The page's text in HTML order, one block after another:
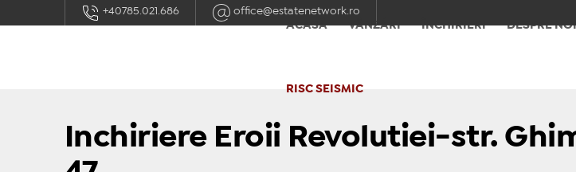
+40785.021.686
office@estatenetwork.ro
ACASĂ
VÂNZĂRI ÎNCHIRIERI DESPRE NOI
RISC SEISMIC
Inchiriere Eroii Revolutiei-str.